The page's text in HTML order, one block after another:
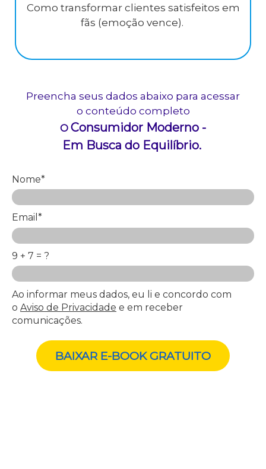
Como transformar clientes satisfeitos em
fãs (emoção vence).
Preencha seus dados abaixo para acessar
o conteúdo completo
O Consumidor Moderno -
Em Busca do Equilíbrio.
Nome*
Email*
9 + 7 = ?
Ao informar meus dados, eu li e concordo com
o Aviso de Privacidade e em receber
comunicações.
BAIXAR E-BOOK GRATUITO